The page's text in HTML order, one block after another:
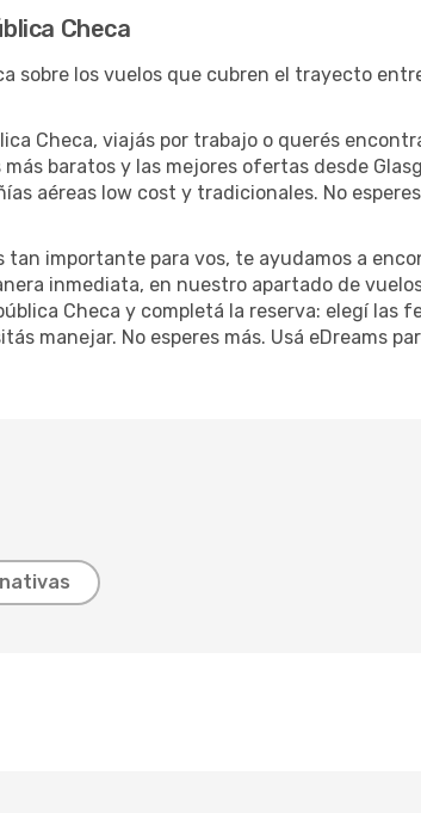
Checa
sobre los vuelos que cubren el trayecto
Checa, viajás por trabajo o querés
baratos y las mejores ofertas desde
aéreas low cost y tradicionales. No
importante para vos, te ayudamos a
inmediata, en nuestro apartado de
Checa y completá la reserva: elegí las
manejar. No esperes más. Usá eDreams